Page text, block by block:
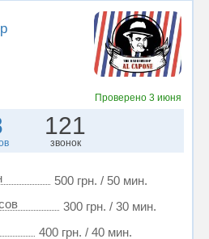
Проверено 3 июня
121
звонок
500 грн. / 50 мин.
300 грн. / 30 мин.
400 грн. / 40 мин.